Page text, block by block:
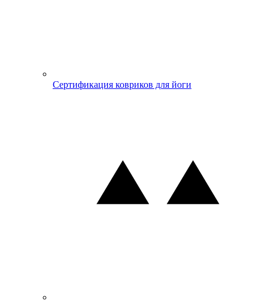
Сертификация ковриков для йоги